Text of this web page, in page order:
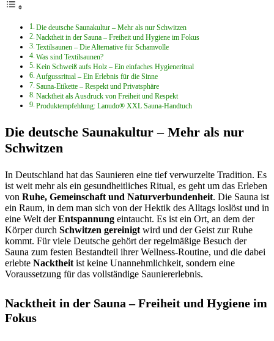
Die deutsche Saunakultur – Mehr als nur Schwitzen
Nacktheit in der Sauna – Freiheit und Hygiene im Fokus
Textilsaunen – Die Alternative für Schamvolle
Was sind Textilsaunen?
Kein Schweiß aufs Holz – Ein einfaches Hygieneritual
Aufgussritual – Ein Erlebnis für die Sinne
Sauna-Etikette – Respekt und Privatsphäre
Nacktheit als Ausdruck von Freiheit und Respekt
Produktempfehlung: Lanudo® XXL Sauna-Handtuch
Die deutsche Saunakultur – Mehr als nur
Schwitzen
In Deutschland hat das Saunieren eine tief verwurzelte Tradition. Es
ist weit mehr als ein gesundheitliches Ritual, es geht um das Erleben
von Ruhe, Gemeinschaft und Naturverbundenheit. Die Sauna ist
ein Raum, in dem man sich von der Hektik des Alltags loslöst und in
eine Welt derEntspannung eintaucht. Es ist ein Ort, an dem der
Körper durch Schwitzen gereinigt wird und der Geist zur Ruhe
kommt. Für viele Deutsche gehört der regelmäßige Besuch der
Sauna zum festen Bestandteil ihrer Wellness-Routine, und die dabei
erlebte Nacktheit ist keine Unannehmlichkeit, sondern eine
Voraussetzung für das vollständige Sauniererlebnis.
Nacktheit in der Sauna – Freiheit und Hygiene im
Fokus